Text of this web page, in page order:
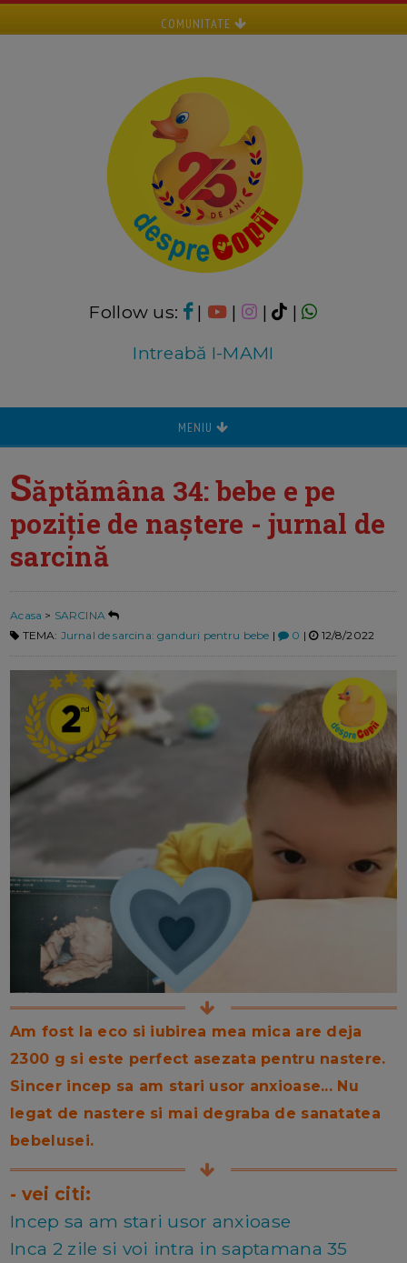
COMUNITATE
Follow us: | | |
|
Intreabă I-MAMI
MENIU
Săptămâna 34: bebe e pe
poziție de naștere - jurnal de
sarcină
Acasa > SARCINA
TEMA: Jurnal de sarcina: ganduri pentru bebe | 0 | 12/8/2022
Am fost la eco si iubirea mea mica are deja
2300 g si este perfect asezata pentru nastere.
Sincer incep sa am stari usor anxioase... Nu
legat de nastere si mai degraba de sanatatea
bebelusei.
- vei citi:
Incep sa am stari usor anxioase
Inca 2 zile si voi intra in saptamana 35